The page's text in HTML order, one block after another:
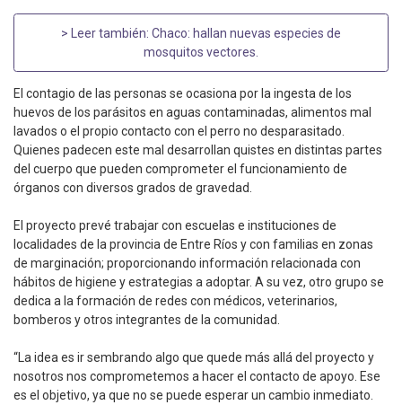
> Leer también: Chaco: hallan nuevas especies de
mosquitos vectores
El contagio de las personas se ocasiona por la ingesta de los
huevos de los parásitos en aguas contaminadas, alimentos mal
lavados o el propio contacto con el perro no desparasitado.
Quienes padecen este mal desarrollan quistes en distintas partes
del cuerpo que pueden comprometer el funcionamiento de
órganos con diversos grados de gravedad.
El proyecto prevé trabajar con escuelas e instituciones de
localidades de la provincia de Entre Ríos y con familias en zonas
de marginación; proporcionando información relacionada con
hábitos de higiene y estrategias a adoptar. A su vez, otro grupo se
dedica a la formación de redes con médicos, veterinarios,
bomberos y otros integrantes de la comunidad.
“La idea es ir sembrando algo que quede más allá del proyecto y
nosotros nos comprometemos a hacer el contacto de apoyo. Ese
es el objetivo, ya que no se puede esperar un cambio inmediato.